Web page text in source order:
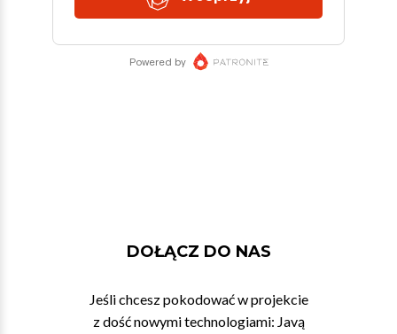
DOŁĄCZ DO NAS
Jeśli chcesz pokodować w projekcie
z dość nowymi technologiami: Javą